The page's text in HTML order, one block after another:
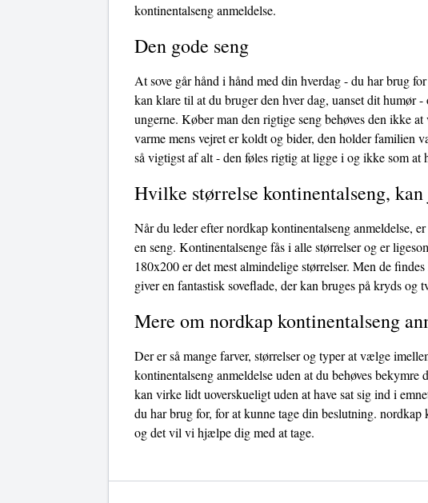
kontinentalseng anmeldelse.
Den gode seng
At sove går hånd i hånd med din hverdag - du har brug
kan klare til at du bruger den hver dag, uanset dit humør
ungerne. Køber man den rigtige seng behøves den ikke
varme mens vejret er koldt og bider, den holder familien
så vigtigst af alt - den føles rigtig at ligge i og ikke som at
Hvilke størrelse kontinentalseng, kan
Når du leder efter nordkap kontinentalseng anmeldelse,
en seng. Kontinentalsenge fås i alle størrelser og er
180x200 er det mest almindelige størrelser. Men de
giver en fantastisk soveflade, der kan bruges på kryds og
Mere om nordkap kontinentalseng
Der er så mange farver, størrelser og typer at vælge
kontinentalseng anmeldelse uden at du behøves
kan virke lidt uoverskueligt uden at have sat sig ind i
du har brug for, for at kunne tage din beslutning.
og det vil vi hjælpe dig med at tage.